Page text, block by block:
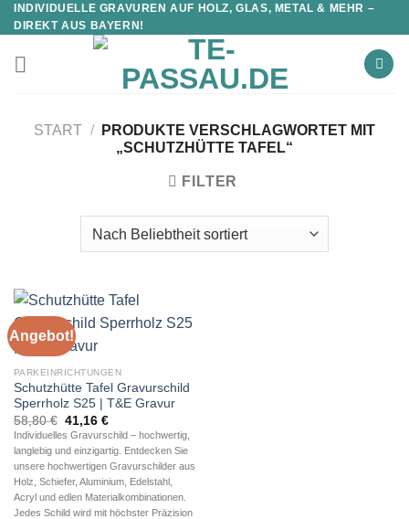
INDIVIDUELLE GRAVUREN AUF HOLZ, GLAS, METAL & MEHR –
DIREKT AUS BAYERN!
START /
PRODUKTE VERSCHLAGWORTET MIT
„SCHUTZHÜTTE TAFEL“
FILTER
Angebot!
PARKEINRICHTUNGEN
Schutzhütte Tafel Gravurschild
Sperrholz S25 | T&E Gravur
58,80€ Ursprünglicher
Preis
war:
58,80 €
41,16 €Aktueller
Preis
ist:
41,16 €.
Individuelles Gravurschild – hochwertig,
langlebig und einzigartig. Entdecken Sie
unsere hochwertigen Gravurschilder aus
Holz, Schiefer, Aluminium, Edelstahl,
Acryl und edlen Materialkombinationen.
Jedes Schild wird mit höchster Präzision